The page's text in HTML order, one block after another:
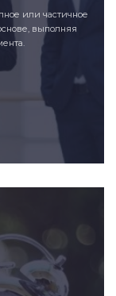
или частичное
выполняя